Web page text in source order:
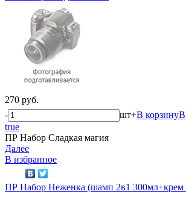
270 руб.
-
шт+В корзинуВ
true
ПР Набор Сладкая магия
Далее
В избранное
ПР Набор Неженка (шамп 2в1 300мл+крем